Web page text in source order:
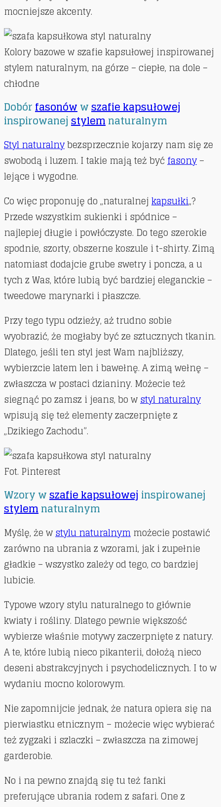
mocniejsze akcenty.
Kolory bazowe w szafie kapsułowej inspirowanej
stylem naturalnym, na górze – ciepłe, na dole –
chłodne
Dobórfasonówwszafie kapsułowej
inspirowanejstylemnaturalnym
Styl naturalnybezsprzecznie kojarzy nam się ze
swobodą i luzem. I takie mają też byćfasony–
lejące i wygodne.
Co więc proponuję do „naturalnejkapsułki„?
Przede wszystkim sukienki i spódnice –
najlepiej długie i powłóczyste. Do tego szerokie
spodnie, szorty, obszerne koszule i t-shirty. Zimą
natomiast dodajcie grube swetry i poncza, a u
tych z Was, które lubią być bardziej eleganckie –
tweedowe marynarki i płaszcze.
Przy tego typu odzieży, aż trudno sobie
wyobrazić, że mogłaby być ze sztucznych tkanin.
Dlatego, jeśli ten styl jest Wam najbliższy,
wybierzcie latem len i bawełnę. A zimą wełnę –
zwłaszcza w postaci dzianiny. Możecie też
siegnąć po zamsz i jeans, bo wstyl naturalny
wpisują się też elementy zaczerpnięte z
„Dzikiego Zachodu”.
Fot. Pinterest
Wzory wszafie kapsułowej inspirowanej
stylemnaturalnym
Myślę, że wstylu naturalnymmożecie postawić
zarówno na ubrania z wzorami, jak i zupełnie
gładkie – wszystko zależy od tego, co bardziej
lubicie.
Typowe wzory stylu naturalnego to głównie
kwiaty i rośliny. Dlatego pewnie większość
wybierze właśnie motywy zaczerpnięte z natury.
A te, które lubią nieco pikanterii, dołożą nieco
deseni abstrakcyjnych i psychodelicznych. I to w
wydaniu mocno kolorowym.
Nie zapomnijcie jednak, że natura opiera się na
pierwiastku etnicznym – możecie więc wybierać
też zygzaki i szlaczki – zwłaszcza na zimowej
garderobie.
No i na pewno znajdą się tu też fanki
preferujące ubrania rodem z safari. One z